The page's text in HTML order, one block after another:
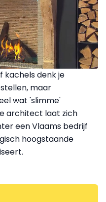
kachels denk je
maar
wat 'slimme'
architect laat zich
een Vlaams bedrijf
hoogstaande